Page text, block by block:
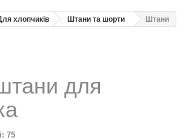
хлопчиків Штани та шорти Штани
для
75